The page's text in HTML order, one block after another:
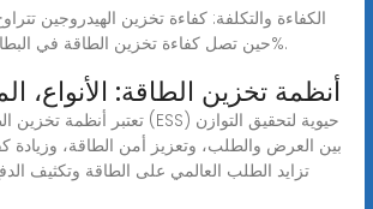
حين تصل كفاءة تخزين الطاقة في البطاريات إلى حوالي 90%.
أنظمة تخزين الطاقة: الأنواع،
بين العرض والطلب، وتعزيز أمن الطاقة، وزيادة
تزايد الطلب العالمي على الطاقة وتكثيف